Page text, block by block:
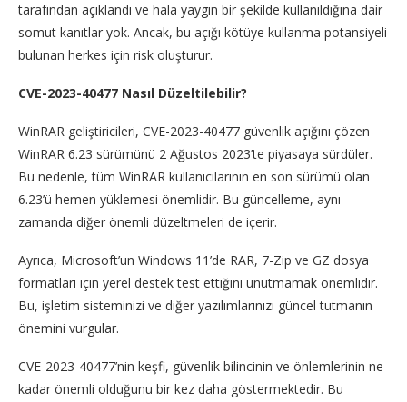
tarafından açıklandı ve hala yaygın bir şekilde kullanıldığına dair
somut kanıtlar yok. Ancak, bu açığı kötüye kullanma potansiyeli
bulunan herkes için risk oluşturur.
CVE-2023-40477 Nasıl Düzeltilebilir?
WinRAR geliştiricileri, CVE-2023-40477 güvenlik açığını çözen
WinRAR 6.23 sürümünü 2 Ağustos 2023’te piyasaya sürdüler.
Bu nedenle, tüm WinRAR kullanıcılarının en son sürümü olan
6.23’ü hemen yüklemesi önemlidir. Bu güncelleme, aynı
zamanda diğer önemli düzeltmeleri de içerir.
Ayrıca, Microsoft’un Windows 11’de RAR, 7-Zip ve GZ dosya
formatları için yerel destek test ettiğini unutmamak önemlidir.
Bu, işletim sisteminizi ve diğer yazılımlarınızı güncel tutmanın
önemini vurgular.
CVE-2023-40477’nin keşfi, güvenlik bilincinin ve önlemlerinin ne
kadar önemli olduğunu bir kez daha göstermektedir. Bu